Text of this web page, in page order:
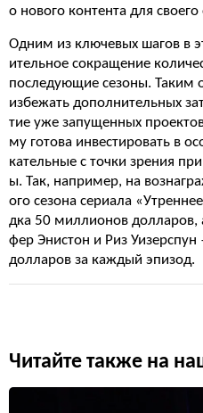
о нового контента для
Одним из ключевых шагов в
ительное сокращение
последующие сезоны. Таким
избежать дополнительных
тие уже запущенных
му готова инвестировать в
кательные с точки зрения
ы. Так, например, на
ого сезона сериала
дка 50 миллионов
фер Энистон и Риз
долларов за каждый эпизод.
Читайте также на